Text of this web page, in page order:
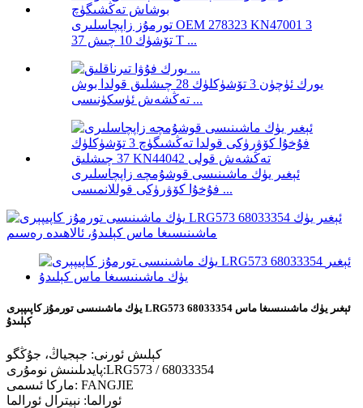
تورمۇز زاپچاسلىرى OEM 278323 KN47001 3
تۆشۈك 10 چىش 37 T ...
يورك ئۈچۈن 3 تۆشۈكلۈك 28 چىشلىق قولدا بوش
تەڭشەش ئۈسكۈنىسى ...
ئېغىر يۈك ماشىنىسى قوشۇمچە زاپچاسلىرى
فۇخۇا كۆۋرۈكى قوللانمىسى ...
يۈك ماشىنىسى تورمۇز كاپىپېرى LRG573 68033354 ئېغىر يۈك ماشىنىسىغا ماس
كېلىدۇ
كېلىش ئورنى: جېجياڭ، جۇڭگو
پايدىلىنىش نومۇرى:LRG573 / 68033354
ماركا ئىسمى: FANGJIE
ئورالما: نېيترال ئورالما